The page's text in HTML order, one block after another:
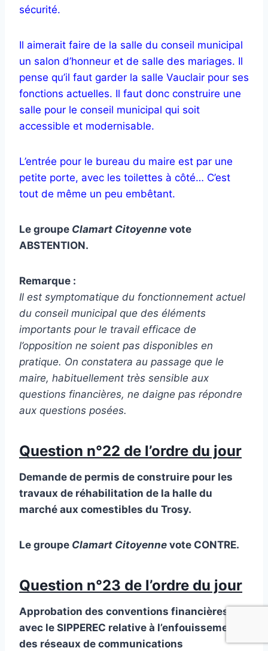
sécurité.
Il aimerait faire de la salle du conseil municipal
un salon d’honneur et de salle des mariages. Il
pense qu’il faut garder la salle Vauclair pour ses
fonctions actuelles. Il faut donc construire une
salle pour le conseil municipal qui soit
accessible et modernisable.
L’entrée pour le bureau du maire est par une
petite porte, avec les toilettes à côté… C’est
tout de même un peu embêtant.
Le groupe Clamart Citoyenne vote
ABSTENTION.
Remarque :
Il est symptomatique du fonctionnement actuel
du conseil municipal que des éléments
importants pour le travail efficace de
l’opposition ne soient pas disponibles en
pratique. On constatera au passage que le
maire, habituellement très sensible aux
questions financières, ne daigne pas répondre
aux questions posées.
Question n°22 de l’ordre du jour
Demande de permis de construire pour les
travaux de réhabilitation de la halle du
marché aux comestibles du Trosy.
Le groupe Clamart Citoyenne vote CONTRE.
Question n°23 de l’ordre du jour
Approbation des conventions financières
avec le SIPPEREC relative à l’enfouissement
des réseaux de communications